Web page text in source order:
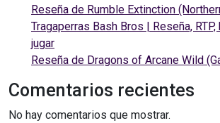
Reseña de Rumble Extinction
Tragaperras Bash Bros | Reseña,
jugar
Reseña de Dragons of Arcane Wild
Comentarios recientes
No hay comentarios que mostrar.